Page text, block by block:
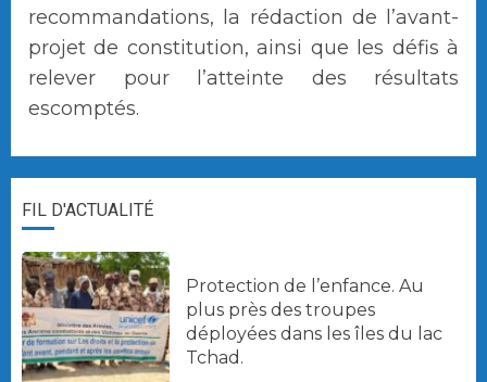
recommandations, la rédaction de l’avant-
projet de constitution, ainsi que les défis à
relever pour l’atteinte des résultats
escomptés.
FIL D'ACTUALITÉ
Protection de l’enfance. Au
plus près des troupes
déployées dans les îles du lac
Tchad.